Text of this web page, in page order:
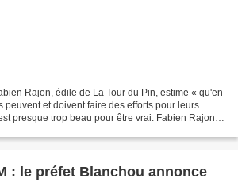
Rajon, édile de La Tour du Pin, estime « qu'en
peuvent et doivent faire des efforts pour leurs
presque trop beau pour être vrai. Fabien Rajon,
: le préfet Blanchou annonce